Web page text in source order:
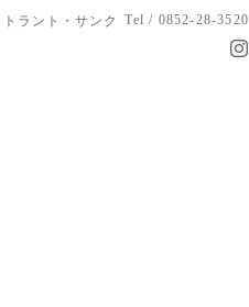
トラント・サンク Tel / 0852-28-3520